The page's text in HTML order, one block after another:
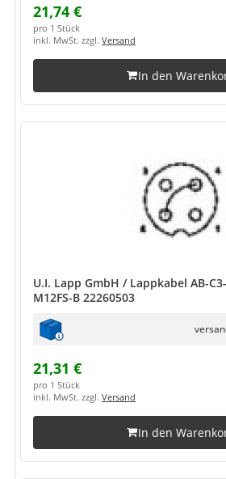
21,74 €
pro 1 Stück
inkl. MwSt. zzgl. Versand
In den
U.I. Lapp GmbH / Lappkabel AB-
M12FS-B 22260503
21,31 €
pro 1 Stück
inkl. MwSt. zzgl. Versand
In den